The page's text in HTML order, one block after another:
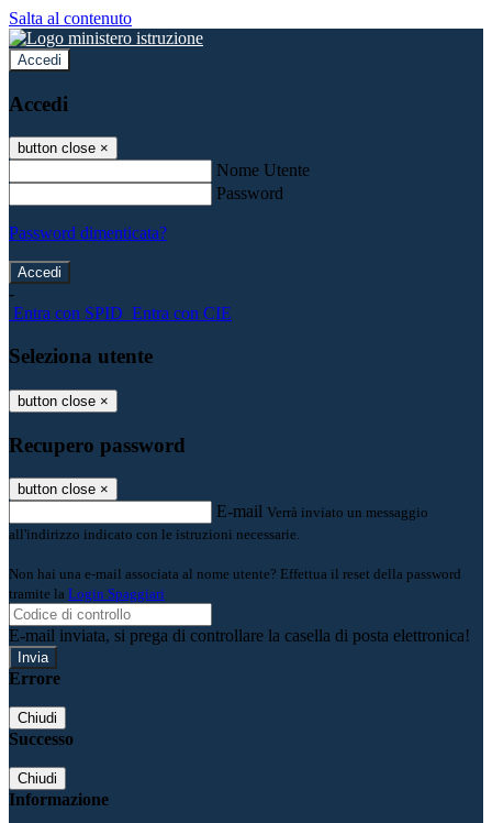
Salta al contenuto
Accedi
Accedi
button close ×
Nome Utente
Password
Password dimenticata?
-
Entra con SPID Entra con CIE
Seleziona utente
button close ×
Recupero password
button close ×
E-mail Verrà inviato un messaggio
all'indirizzo indicato con le istruzioni necessarie.
Non hai una e-mail associata al nome utente? Effettua il reset della password
tramite la Login Spaggiari
E-mail inviata, si prega di controllare la casella di posta elettronica!
Errore
Chiudi
Successo
Chiudi
Informazione